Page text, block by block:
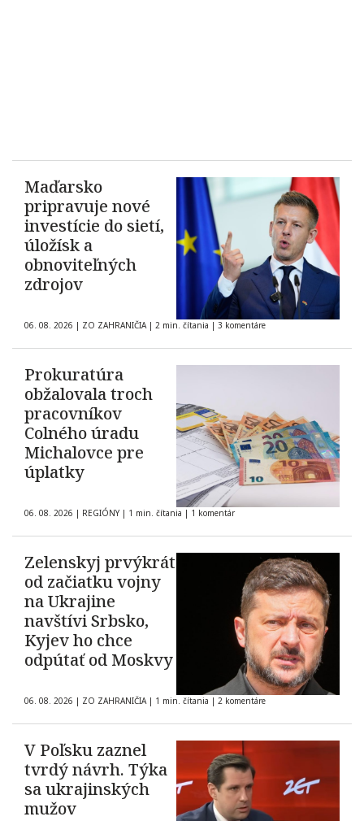
Maďarsko
pripravuje nové
investície do sietí,
úložísk a
obnoviteľných
zdrojov
06. 08. 2026 | ZO ZAHRANIČIA | 2 min. čítania | 3 komentáre
Prokuratúra
obžalovala troch
pracovníkov
Colného úradu
Michalovce pre
úplatky
06. 08. 2026 | REGIÓNY | 1 min. čítania | 1 komentár
Zelenskyj prvýkrát
od začiatku vojny
na Ukrajine
navštívi Srbsko,
Kyjev ho chce
odpútať od Moskvy
06. 08. 2026 | ZO ZAHRANIČIA | 1 min. čítania | 2 komentáre
V Poľsku zaznel
tvrdý návrh. Týka
sa ukrajinských
mužov